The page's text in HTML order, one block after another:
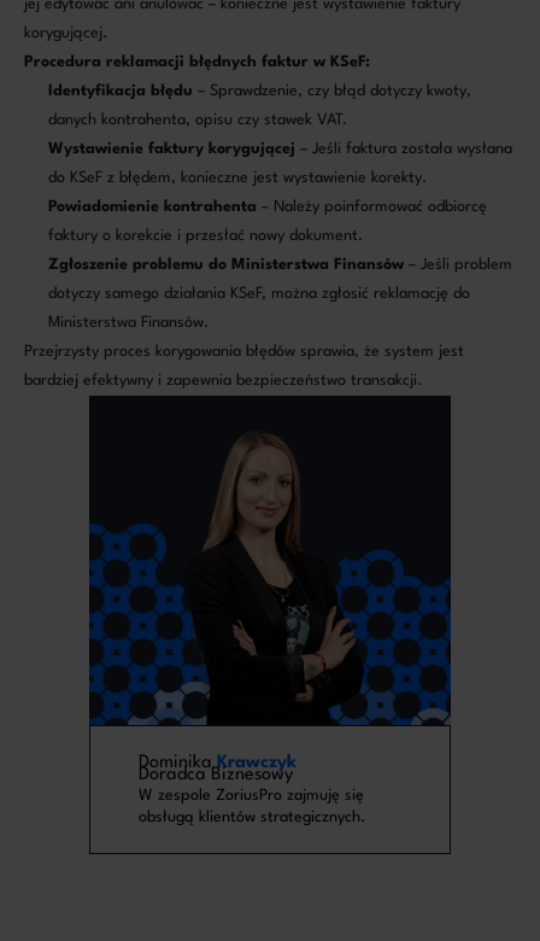
jej edytować ani anulować – konieczne jest wystawienie faktury
korygującej.
Procedura reklamacji błędnych faktur w KSeF:
Identyfikacja błędu – Sprawdzenie, czy błąd dotyczy kwoty,
danych kontrahenta, opisu czy stawek VAT.
Wystawienie faktury korygującej – Jeśli faktura została wysłana
do KSeF z błędem, konieczne jest wystawienie korekty.
Powiadomienie kontrahenta – Należy poinformować odbiorcę
faktury o korekcie i przesłać nowy dokument.
Zgłoszenie problemu do Ministerstwa Finansów – Jeśli problem
dotyczy samego działania KSeF, można zgłosić reklamację do
Ministerstwa Finansów.
Przejrzysty proces korygowania błędów sprawia, że system jest
bardziej efektywny i zapewnia bezpieczeństwo transakcji.
Dominika Krawczyk
Doradca Biznesowy
W zespole ZoriusPro zajmuję się
obsługą klientów strategicznych.